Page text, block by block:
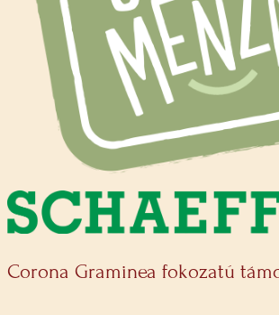
Corona Graminea fokozatú